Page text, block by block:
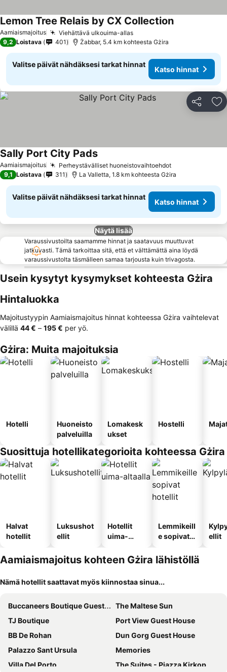
Aamiaismajoitus Viehättävä ulkouima-allas
Lemon Tree Relais by CX Collection
9,2 Loistava 401 Żabbar, 5.4 km kohteesta Gżira
Valitse päivät nähdäksesi tarkat hinnat
Katso hinnat
Jaa
Aamiaismajoitus Perheystävälliset huoneistovaihtoehdot
Sally Port City Pads
9,1 Loistava 311 La Valletta, 1.8 km kohteesta Gżira
Valitse päivät nähdäksesi tarkat hinnat
Katso hinnat
Näytä lisää
Varaussivustoilta saamamme hinnat ja saatavuus muuttuvat
jatkuvasti. Tämä tarkoittaa sitä, että et välttämättä aina löydä
varaussivustolta täsmälleen samaa tarjousta kuin trivagosta.
Usein kysytyt kysymykset kohteesta Gżira
Hintaluokka
Majoitustyypin Aamiaismajoitus hinnat kohteessa Gżira vaihtelevat
välillä ‎44 € – ‎195 € per yö.
Gżira: Muita majoituksia
Hotelli
Huoneisto
palveluilla
Lomakesk
ukset
Hostelli
Suosittuja hotellikategorioita kohteessa Gżira
Halvat
hotellit
Luksushot
ellit
Hotellit
uima-
Lemmikeill
e sopivat
ellit
Aamiaismajoitus kohteen Gżira lähistöllä
Nämä hotellit saattavat myös kiinnostaa sinua...
Buccaneers Boutique Guest House
The Maltese Sun
TJ Boutique
Port View Guest House
BB De Rohan
Dun Gorg Guest House
Palazzo Sant Ursula
Memories
Villa Del Porto
The Suites - Piazza Kirkop